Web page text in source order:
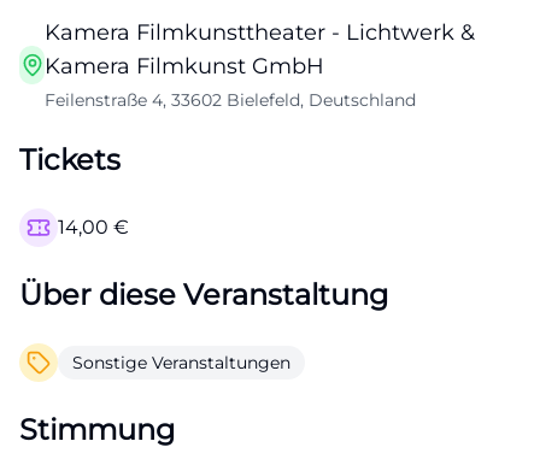
Kamera Filmkunsttheater - Lichtwerk &
Kamera Filmkunst GmbH
Feilenstraße 4, 33602 Bielefeld, Deutschland
Tickets
14,00 €
Über diese Veranstaltung
Sonstige Veranstaltungen
Stimmung